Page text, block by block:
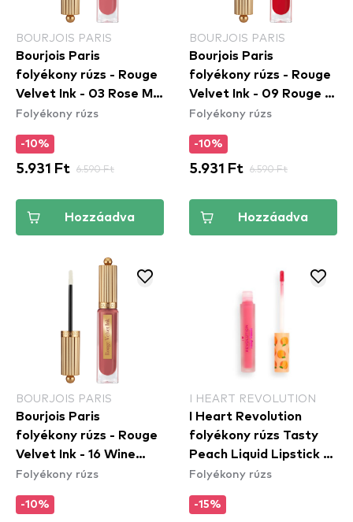
BOURJOIS PARIS
Bourjois Paris
folyékony rúzs - Rouge
Velvet Ink - 03 Rose Me
Tender
Folyékony rúzs
-10%
5.931 Ft 6.590 Ft
Hozzáadva
BOURJOIS PARIS
Bourjois Paris
folyékony rúzs - Rouge
Velvet Ink - 09 Rouge A
Reves
Folyékony rúzs
-10%
5.931 Ft 6.590 Ft
Hozzáadva
BOURJOIS PARIS
Bourjois Paris
folyékony rúzs - Rouge
Velvet Ink - 16 Wine
More Time
Folyékony rúzs
-10%
I HEART REVOLUTION
I Heart Revolution
folyékony rúzs Tasty
Peach Liquid Lipstick -
Princess
Folyékony rúzs
-15%